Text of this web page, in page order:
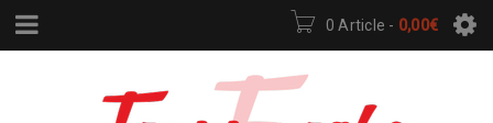
0 Article - 0,00€